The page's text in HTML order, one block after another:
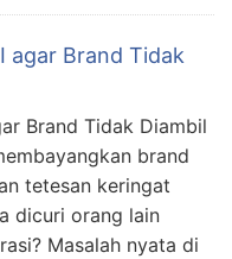
agar Brand Tidak
Brand Tidak Diambil
brand
tetesan keringat
dicuri orang lain
Masalah nyata di